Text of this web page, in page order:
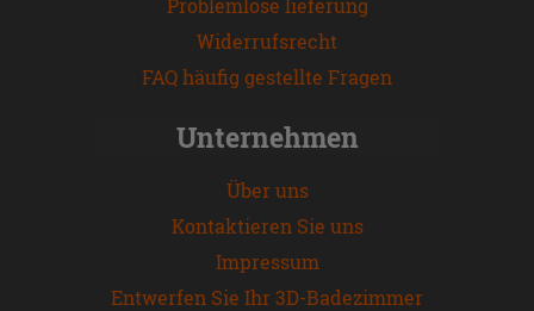
Widerrufsrecht
FAQ häufig gestellte Fragen
Unternehmen
Über uns
Kontaktieren Sie uns
Impressum
Entwerfen Sie Ihr 3D-Badezimmer